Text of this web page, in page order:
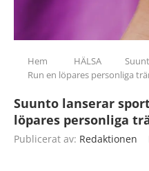
Hem HÄLSA
Run en löpares personliga
Suunto lanserar
löpares personliga
Publicerat av: Redaktionen